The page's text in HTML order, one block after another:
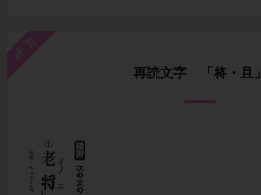
練習
再読文字 「将・且」